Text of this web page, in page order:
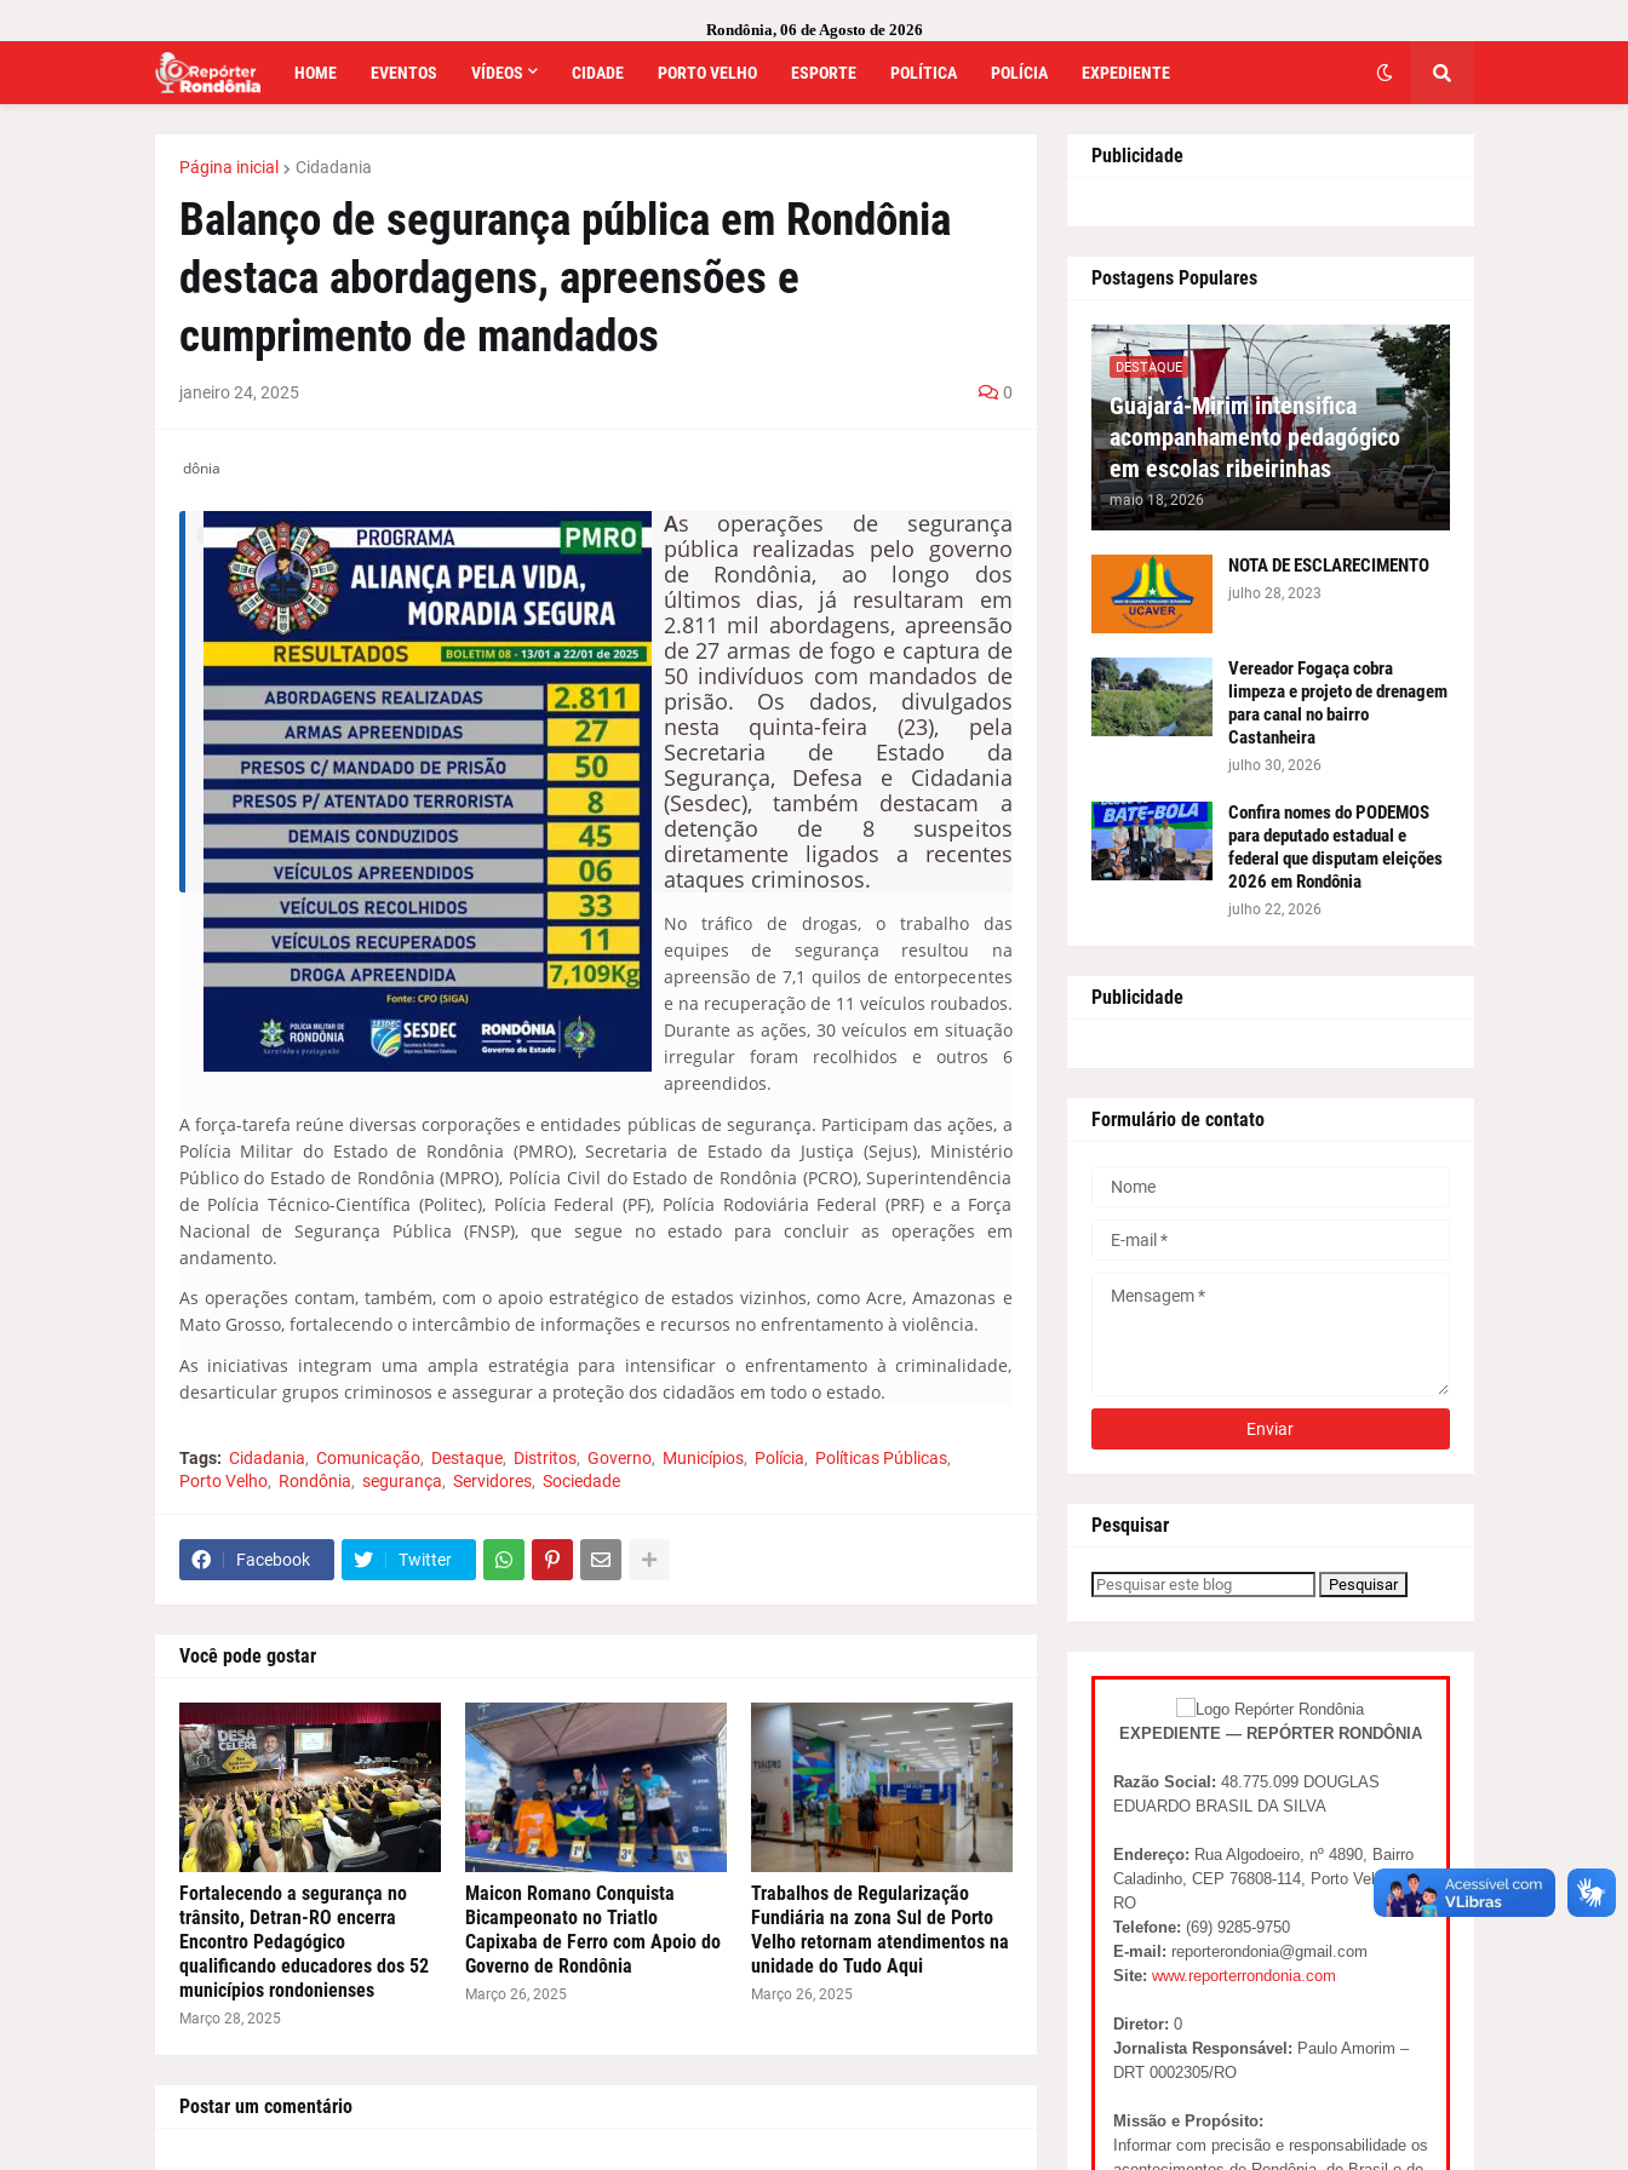
Rondônia, 06 de Agosto de 2026
HOME EVENTOS VÍDEOS CIDADE PORTO VELHO ESPORTE POLÍTICA POLÍCIA EXPEDIENTE
Página inicial Cidadania
Balanço de segurança pública em Rondônia
destaca abordagens, apreensões e
cumprimento de mandados
janeiro 24, 2025 0
dônia
As operações de segurança
pública realizadas pelo governo
de Rondônia, ao longo dos
últimos dias, já resultaram em
2.811 mil abordagens, apreensão
de 27 armas de fogo e captura de
50 indivíduos com mandados de
prisão. Os dados, divulgados
nesta quinta-feira (23), pela
Secretaria de Estado da
Segurança, Defesa e Cidadania
(Sesdec), também destacam a
detenção de 8 suspeitos
diretamente ligados a recentes
ataques criminosos.
No tráfico de drogas, o trabalho das
equipes de segurança resultou na
apreensão de 7,1 quilos de entorpecentes
e na recuperação de 11 veículos roubados.
Durante as ações, 30 veículos em situação
irregular foram recolhidos e outros 6
apreendidos.
A força-tarefa reúne diversas corporações e entidades públicas de segurança. Participam das ações, a
Polícia Militar do Estado de Rondônia (PMRO), Secretaria de Estado da Justiça (Sejus), Ministério
Público do Estado de Rondônia (MPRO), Polícia Civil do Estado de Rondônia (PCRO), Superintendência
de Polícia Técnico-Científica (Politec), Polícia Federal (PF), Polícia Rodoviária Federal (PRF) e a Força
Nacional de Segurança Pública (FNSP), que segue no estado para concluir as operações em
andamento.
As operações contam, também, com o apoio estratégico de estados vizinhos, como Acre, Amazonas e
Mato Grosso, fortalecendo o intercâmbio de informações e recursos no enfrentamento à violência.
As iniciativas integram uma ampla estratégia para intensificar o enfrentamento à criminalidade,
desarticular grupos criminosos e assegurar a proteção dos cidadãos em todo o estado.
Tags: Cidadania Comunicação Destaque Distritos Governo Municípios Polícia
Políticas Públicas
Porto Velho
Rondônia segurança Servidores Sociedade
Facebook Twitter
Você pode gostar
Fortalecendo a segurança no
trânsito, Detran-RO encerra
Encontro Pedagógico
qualificando educadores dos 52
municípios rondonienses
Março 28, 2025
Maicon Romano Conquista
Bicampeonato no Triatlo
Capixaba de Ferro com Apoio do
Governo de Rondônia
Março 26, 2025
Trabalhos de Regularização
Fundiária na zona Sul de Porto
Velho retornam atendimentos na
unidade do Tudo Aqui
Março 26, 2025
Postar um comentário
Publicidade
Postagens Populares
DESTAQUE
Guajará-Mirim intensifica
acompanhamento pedagógico
em escolas ribeirinhas
maio 18, 2026
NOTA DE ESCLARECIMENTO
julho 28, 2023
Vereador Fogaça cobra
limpeza e projeto de drenagem
para canal no bairro
Castanheira
julho 30, 2026
Confira nomes do PODEMOS
para deputado estadual e
federal que disputam eleições
2026 em Rondônia
julho 22, 2026
Publicidade
Formulário de contato
Pesquisar
EXPEDIENTE — REPÓRTER RONDÔNIA
Razão Social: 48.775.099 DOUGLAS
EDUARDO BRASIL DA SILVA
Endereço: Rua Algodoeiro, nº 4890, Bairro
Caladinho, CEP 76808-114, Porto Velho –
RO
Telefone: (69) 9285-9750
E-mail: reporterondonia@gmail.com
Site: www.reporterrondonia.com
Diretor: 0
Jornalista Responsável: Paulo Amorim –
DRT 0002305/RO
Missão e Propósito:
Informar com precisão e responsabilidade os